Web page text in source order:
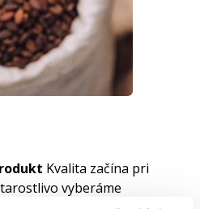
Kvalita začína pri
vyberáme